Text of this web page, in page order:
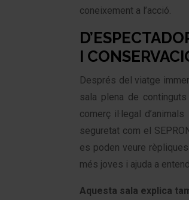
coneixement a l’acció.
I
Després del viatge
sala plena de
comerç il·legal
seguretat com el
es poden veure
més joves i ajuda a
Aquesta sala explica